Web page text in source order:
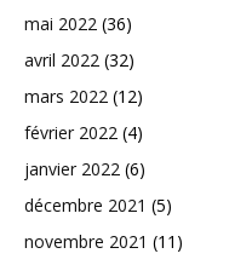
mai 2022 (36)
avril 2022 (32)
mars 2022 (12)
février 2022 (4)
janvier 2022 (6)
décembre 2021 (5)
novembre 2021 (11)